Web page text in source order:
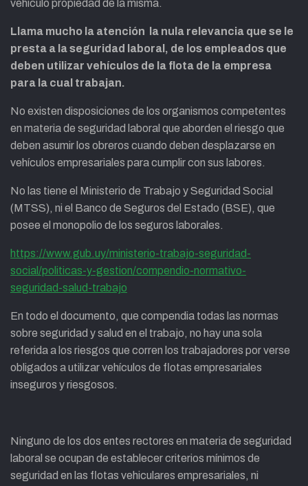
vehículo propiedad de la misma.
Llama mucho la atención la nula relevancia que se le
presta a la seguridad laboral, de los empleados que
deben utilizar vehículos de la flota de la empresa
para la cual trabajan.
No existen disposiciones de los organismos competentes
en materia de seguridad laboral que aborden el riesgo que
deben asumir los obreros cuando deben desplazarse en
vehículos empresariales para cumplir con sus labores.
No las tiene el Ministerio de Trabajo y Seguridad Social
(MTSS), ni el Banco de Seguros del Estado (BSE), que
posee el monopolio de los seguros laborales.
https://www.gub.uy/ministerio-trabajo-seguridad-
social/politicas-y-gestion/compendio-normativo-
seguridad-salud-trabajo
En todo el documento, que compendia todas las normas
sobre seguridad y salud en el trabajo, no hay una sola
referida a los riesgos que corren los trabajadores por verse
obligados a utilizar vehículos de flotas empresariales
inseguros y riesgosos.
Ninguno de los dos entes rectores en materia de seguridad
laboral se ocupan de establecer criterios mínimos de
seguridad en las flotas vehiculares empresariales, ni